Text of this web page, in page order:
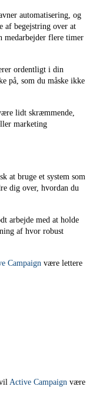
automatisering, og
af begejstring over at
medarbejder flere timer
ordentligt i din
på, som du måske ikke
lidt skræmmende,
marketing
at bruge et system som
dig over, hvordan du
arbejde med at holde
af hvor robust
Campaign være lettere
Active Campaign være